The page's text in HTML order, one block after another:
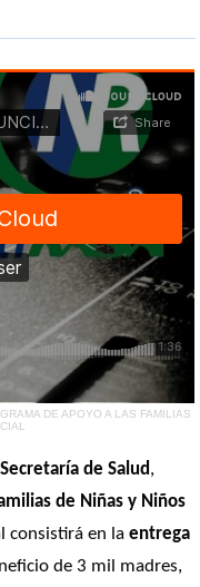
DE APOYO A LAS FAMILIAS
Secretaría de Salud,
de Niñas y Niños
consistirá en la entrega
de 3 mil madres,